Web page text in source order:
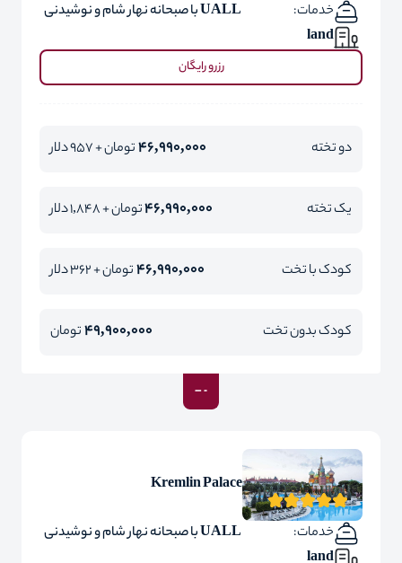
خدمات:
UALL با صبحانه نهار شام و نوشیدنی
land
رزرو رایگان
دو تخته 46,990,000تومان + 957 دلار
یک تخته 46,990,000تومان + 1,848 دلار
کودک با تخت 46,990,000تومان + 362 دلار
کودک بدون تخت 49,900,000تومان
Kremlin Palace
خدمات:
UALL با صبحانه نهار شام و نوشیدنی
land